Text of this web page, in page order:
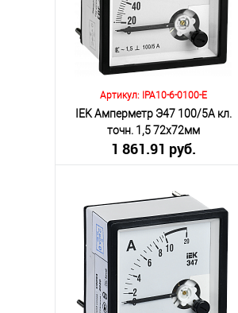
К сравнению
В избранное
Под заказ
Артикул: IPA10-6-0100-E
IEK Амперметр Э47 100/5А кл.
точн. 1,5 72х72мм
1 861.91 руб.
Количество:
В корзину
К сравнению